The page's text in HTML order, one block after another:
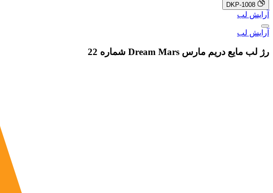
DKP-1008
آرایش لب
آرایش لب
رژ لب مایع دریم مارس Dream Mars شماره 22